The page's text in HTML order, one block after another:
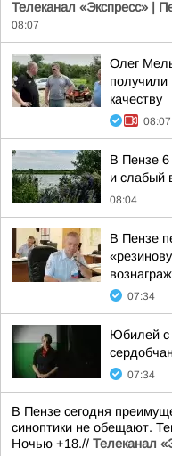
Телеканал «Экспресс» |
08:07
Олег
получили
качеству
08:07
В Пензе 6
и слабый
08:04
В Пензе
07:34
Юбилей с
07:34
В Пензе сегодня
синоптики не обещают.
Ночью +18.// Телеканал